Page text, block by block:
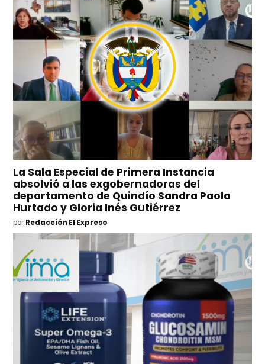
La Sala Especial de Primera Instancia
absolvió a las exgobernadoras del
departamento de Quindío Sandra Paola
Hurtado y Gloria Inés Gutiérrez
por Redacción El Expreso